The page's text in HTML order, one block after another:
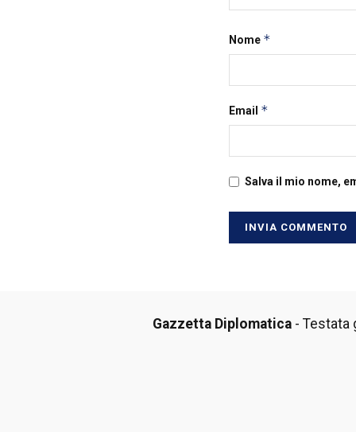
Nome *
Email *
Salva il mio nome,
Gazzetta Diplomatica- Testata